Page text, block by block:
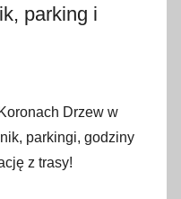
parking i
Drzew w
parkingi, godziny
z trasy!